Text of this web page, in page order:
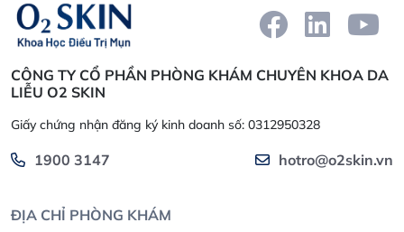
CÔNG TY CỔ PHẦN PHÒNG KHÁM CHUYÊN KHOA DA
LIỄU O2 SKIN
Giấy chứng nhận đăng ký kinh doanh số: 0312950328
1900 3147 hotro@o2skin.vn
ĐỊA CHỈ PHÒNG KHÁM